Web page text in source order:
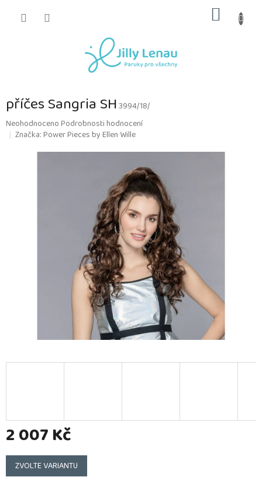
KOŠÍK
příčes Sangria SH3994/18/
Průměrné
hodnocení
NeohodnocenoPodrobnosti hodnocení
Značka:Power Pieces by Ellen Wille
2 007 Kč
Měrná
cena:
ZVOLTE VARIANTU